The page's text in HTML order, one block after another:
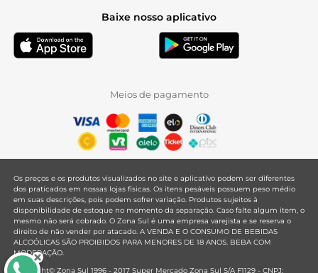
Baixe nosso aplicativo
Meios de pagamento
Os preços e os produtos visualizados no site e aplicativo podem ser diferentes
dos praticados em nossas lojas físicas. Os itens pesáveis possuem peso médio
em suas descrições, pois podem sofrer variação. Produtos sujeitos à
disponibilidade de estoque no momento da separação. Caso falte algum item, o
mesmo não será cobrado. O Zona Sul é uma empresa varejista e se reserva o
direito de não vender por atacado. A VENDA E O CONSUMO DE BEBIDAS
ALCOÓLICAS SÃO PROIBIDOS PARA MENORES DE 18 ANOS. BEBA COM
MODERAÇÃO.
Copyright© Zona Sul 1996 - 2017 Super Mercado Zona Sul S/A F1129 - CNPJ: